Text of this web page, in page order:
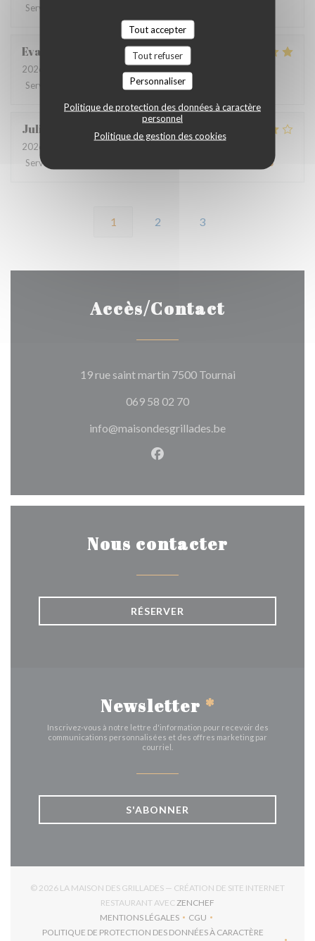
Tout accepter
Tout refuser
Personnaliser
Politique de protection des données à caractère
personnel
Politique de gestion des cookies
Service
Eva
2026-07-16
- 20:00 - Couverts 2
Service
: 4/5 Cuisine:5 /5
Julie
2026-07-13
Service
/5
1 2 3
Accès/Contact
19 rue saint martin 7500 Tournai((ouvre une
069 58 02 70
info@maisondesgrillades.be
Facebook ((ouvre une
Nous contacter
RÉSERVER
Newsletter *
Inscrivez-vous à notre lettre d'information pour recevoir des
communications personnalisées et des offres marketing par
courriel.
S'ABONNER
© 2026 LA MAISON DES GRILLADES — CRÉATION DE SITE INTERNET
RESTAURANT AVEC ZENCHEF
MENTIONS LÉGALES
((OUVRE UNE NOUVELLE FENÊTRE))
CGU
((OUVRE UNE NOUVELLE
POLITIQUE DE PROTECTION DES DONNÉES À CARACTÈRE